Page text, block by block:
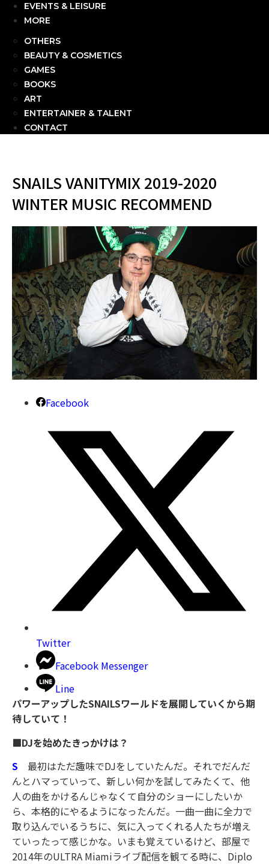
EVENTS & LEISURE
MORE
OTHERS
BEAUTY & COSMETICS
GAMES
BOOKS
ART
ENTERTAINER & TALENT
CONTACT
SNAILS VANITYMIX 2019-2020
WINTER MUSIC RECOMMEND
Facebook
Twitter
Facebook Messenger
Line
パワーアップしたSNAILSワールドを展開していくから期
待していて！
■DJを始めたきっかけは？
S 最初はただ趣味でDJをしていたんだ。それでだんだ
んとハマっていって、新しい何かを試してみたくて、他
人の曲をかけるんじゃなくて自分のショーにしたいか
ら、本格的にやるようになったんだ。一曲一曲に全力で
取り込んでいるうちに、気に入ってくれる人たちが増え
ていったって感じかな。いまも覚えているけど、部屋で
2014年のULTRA Miamiライブ配信を観てる時に、Diplo